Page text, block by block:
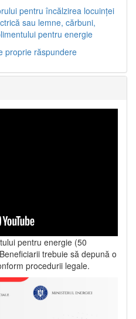
pentru încălzirea locuinței
sau lemne, cărbuni,
pentru energie
proprie răspundere
pentru energie (50
trebuie să depună o
procedurii legale.